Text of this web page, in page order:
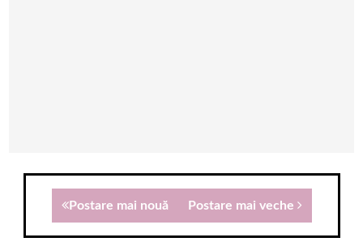
Postare mai nouă Postare mai veche